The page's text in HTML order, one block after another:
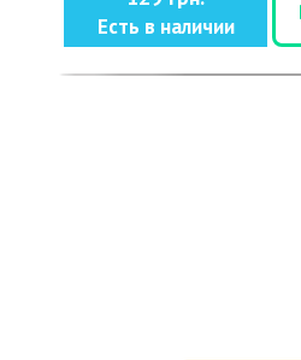
Есть в наличии